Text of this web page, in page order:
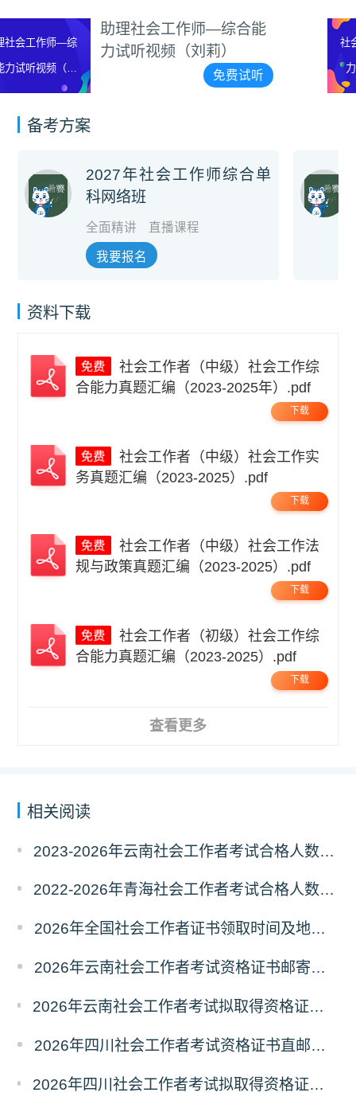
听
社会工作师—综合能
社会工作师—综合能
听视频（贺培恩）
免
备考方案
2027年社会工作师综合单
科网络班
全面精讲 直播课程
我要报名
资料下载
社会工作者（中级）社会工作综
合能力真题汇编（2023-2025年）.pdf
下载
社会工作者（中级）社会工作实
务真题汇编（2023-2025）.pdf
下载
社会工作者（中级）社会工作法
规与政策真题汇编（2023-2025）.pdf
下载
社会工作者（初级）社会工作综
合能力真题汇编（2023-2025）.pdf
下载
查看更多
相关阅读
2023-2026年云南社会工作者考试合格人数统计及分析
2022-2026年青海社会工作者考试合格人数统计及分析
2026年全国社会工作者证书领取时间及地点汇总
2026年云南社会工作者考试资格证书邮寄领取的通知
2026年云南社会工作者考试拟取得资格证书人员使用告知承诺制情况的公示
2026年四川社会工作者考试资格证书直邮领取的通知
2026年四川社会工作者考试拟取得资格证书相关人员承诺情况的公示